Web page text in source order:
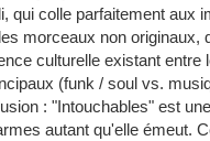
qui colle parfaitement aux
morceaux non originaux,
culturelle existant entre
(funk / soul vs.
: "Intouchables" est
autant qu'elle émeut.